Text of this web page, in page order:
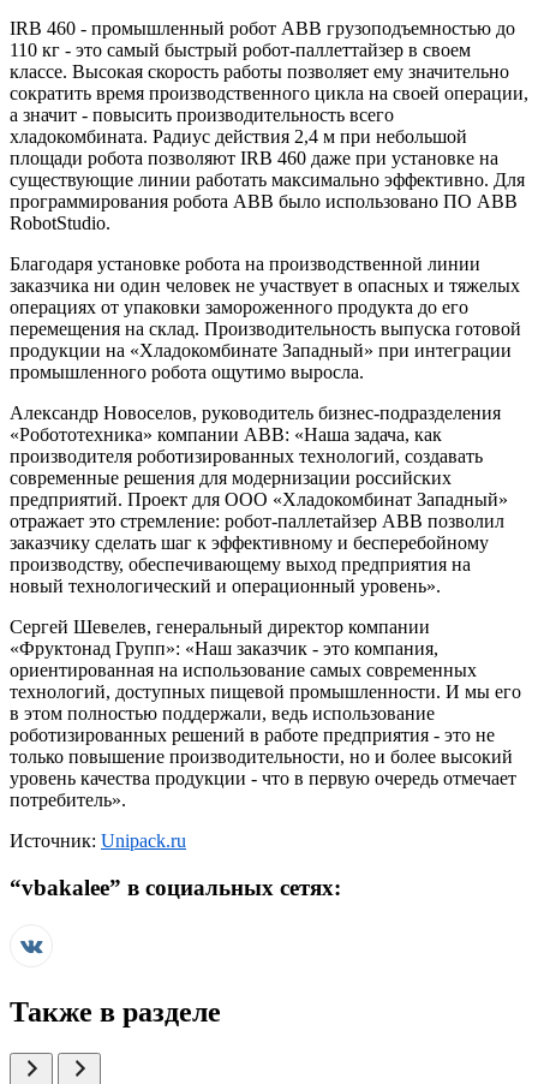
IRB 460 - промышленный робот ABB грузоподъемностью до
110 кг - это самый быстрый робот-паллеттайзер в своем
классе. Высокая скорость работы позволяет ему значительно
сократить время производственного цикла на своей операции,
а значит - повысить производительность всего
хладокомбината. Радиус действия 2,4 м при небольшой
площади робота позволяют IRB 460 даже при установке на
существующие линии работать максимально эффективно. Для
программирования робота ABB было использовано ПО ABB
RobotStudio.
Благодаря установке робота на производственной линии
заказчика ни один человек не участвует в опасных и тяжелых
операциях от упаковки замороженного продукта до его
перемещения на склад. Производительность выпуска готовой
продукции на «Хладокомбинате Западный» при интеграции
промышленного робота ощутимо выросла.
Александр Новоселов, руководитель бизнес-подразделения
«Робототехника» компании ABB: «Наша задача, как
производителя роботизированных технологий, создавать
современные решения для модернизации российских
предприятий. Проект для ООО «Хладокомбинат Западный»
отражает это стремление: робот-паллетайзер ABB позволил
заказчику сделать шаг к эффективному и бесперебойному
производству, обеспечивающему выход предприятия на
новый технологический и операционный уровень».
Сергей Шевелев, генеральный директор компании
«Фруктонад Групп»: «Наш заказчик - это компания,
ориентированная на использование самых современных
технологий, доступных пищевой промышленности. И мы его
в этом полностью поддержали, ведь использование
роботизированных решений в работе предприятия - это не
только повышение производительности, но и более высокий
уровень качества продукции - что в первую очередь отмечает
потребитель».
Источник: Unipack.ru
“vbakalee” в социальных сетях:
Также в разделе